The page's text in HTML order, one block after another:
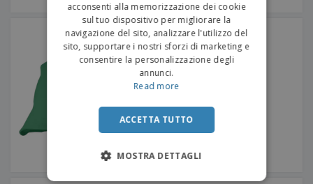
Panama di cotone
acconsenti alla memorizzazione dei cookie
sul tuo dispositivo per migliorare la
navigazione del sito, analizzare l'utilizzo del
sito, supportare i nostri sforzi di marketing e
consentire la personalizzazione degli
annunci.
Read more
ACCETTA TUTTO
MOSTRA DETTAGLI